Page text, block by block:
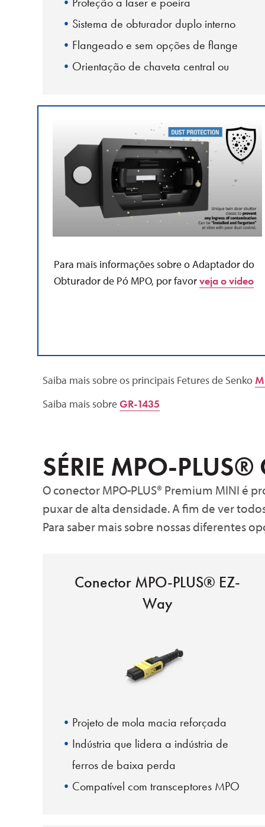
Sistema de obturador duplo interno
Flangeado e sem opções de flange
Orientação de chaveta central ou
Para mais informações sobre o Adaptador do
Obturador de Pó MPO, por favorveja o vídeo
Saiba mais sobre os principais Fetures de Senko
Saiba mais sobreGR-1435
SÉRIE MPO-PLUS®
O conector MPO-PLUS® Premium MINI é
puxar de alta densidade. A fim de ver
Para saber mais sobre nossas diferentes
Conector MPO-PLUS® EZ-
Way
Projeto de mola macia reforçada
Indústria que lidera a indústria de
ferros de baixa perda
Compatível com transceptores MPO